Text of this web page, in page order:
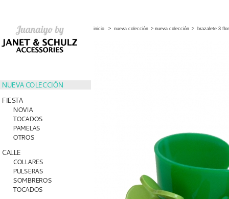
NUEVA COLECCIÓN
FIESTA
NOVIA
TOCADOS
PAMELAS
OTROS
CALLE
COLLARES
PULSERAS
SOMBREROS
TOCADOS
inicio > nueva colección > nueva colección > brazalete 3